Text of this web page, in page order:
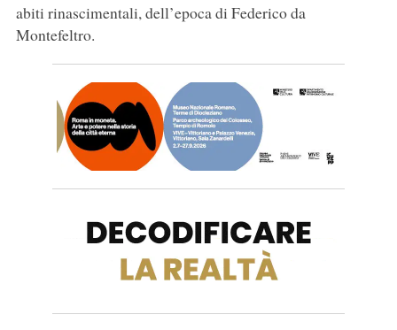
abiti rinascimentali, dell’epoca di Federico da
Montefeltro.